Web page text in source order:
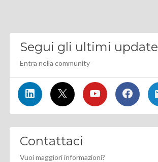
Segui gli ultimi update
Entra nella community
Contattaci
Vuoi maggiori informazioni?